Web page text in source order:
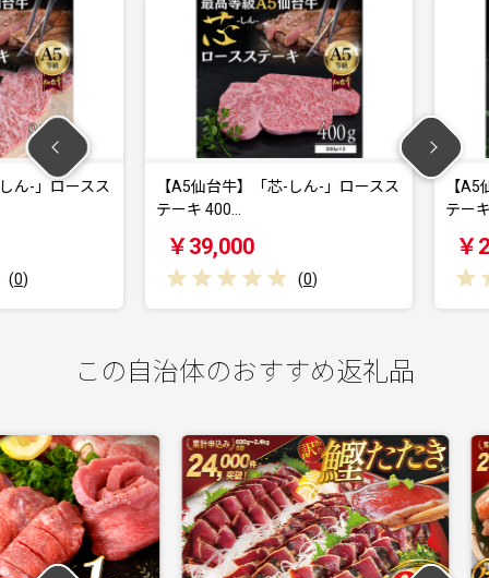
ロースス
【A5仙台牛】「芯-しん-」ロースス
テーキ 400…
￥39,000
(0 )
【A5仙台
テーキ
￥
この自治体のおすすめ返礼品